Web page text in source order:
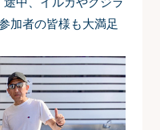
加者の皆様も大満足